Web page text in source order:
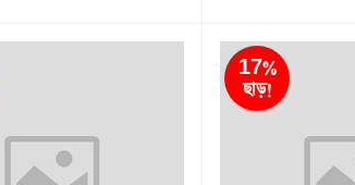
17%
ছাড়!